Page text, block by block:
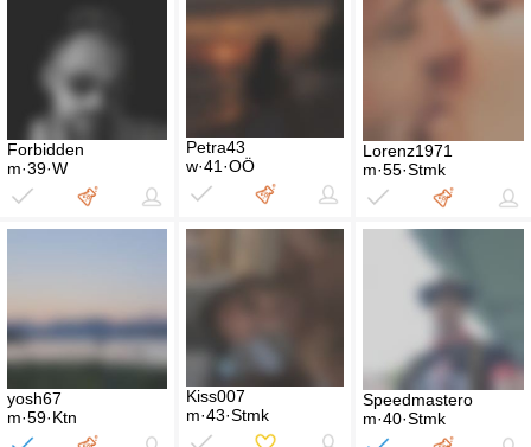
Forbidden
m·39·W
Petra43
w·41·OÖ
Lorenz1971
m·55·Stmk
yosh67
m·59·Ktn
Kiss007
m·43·Stmk
Speedmastero
m·40·Stmk